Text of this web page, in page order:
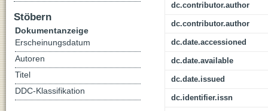
dc.contributor.author
dc.contributor.author
dc.date.accessioned
dc.date.available
dc.date.issued
dc.identifier.issn
Stöbern
Dokumentanzeige
Erscheinungsdatum
Autoren
Titel
DDC-Klassifikation